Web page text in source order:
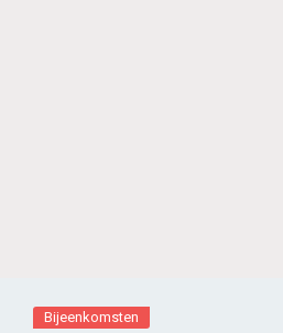
Bijeenkomsten